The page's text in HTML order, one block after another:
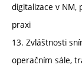
digitalizace v NM,
praxi
13. Zvláštnosti
operačním sále,